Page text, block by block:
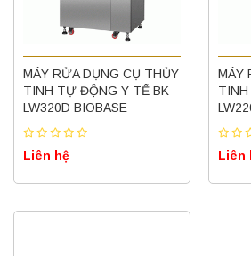
MÁY RỬA DỤNG CỤ THỦY
TINH TỰ ĐỘNG Y TẾ BK-
LW320D BIOBASE
Liên hệ
MÁY
Liên